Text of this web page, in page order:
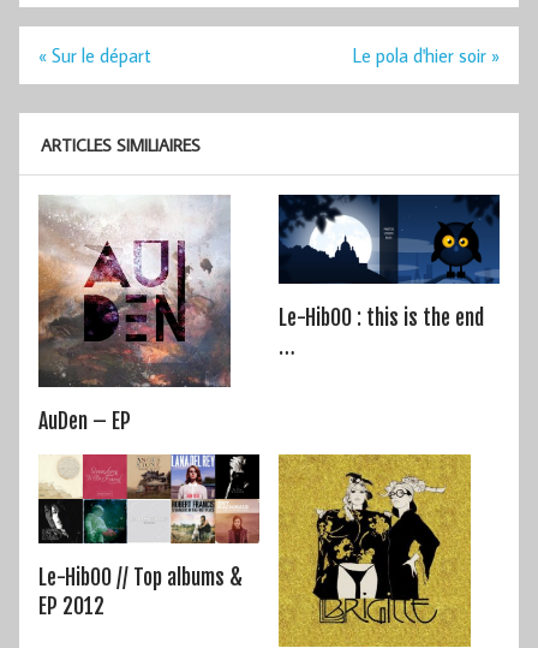
Navigation
« Sur le départ Le pola d'hier soir »
ARTICLES SIMILIAIRES
AuDen – EP
Le-HibOO : this is the end
…
Le-HibOO // Top albums &
EP 2012